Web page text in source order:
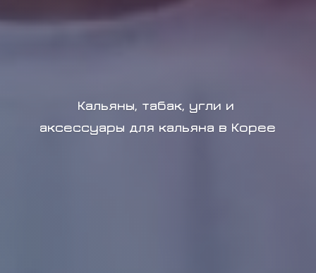
Кальяны, табак, угли и
аксессуары для кальяна в Корее